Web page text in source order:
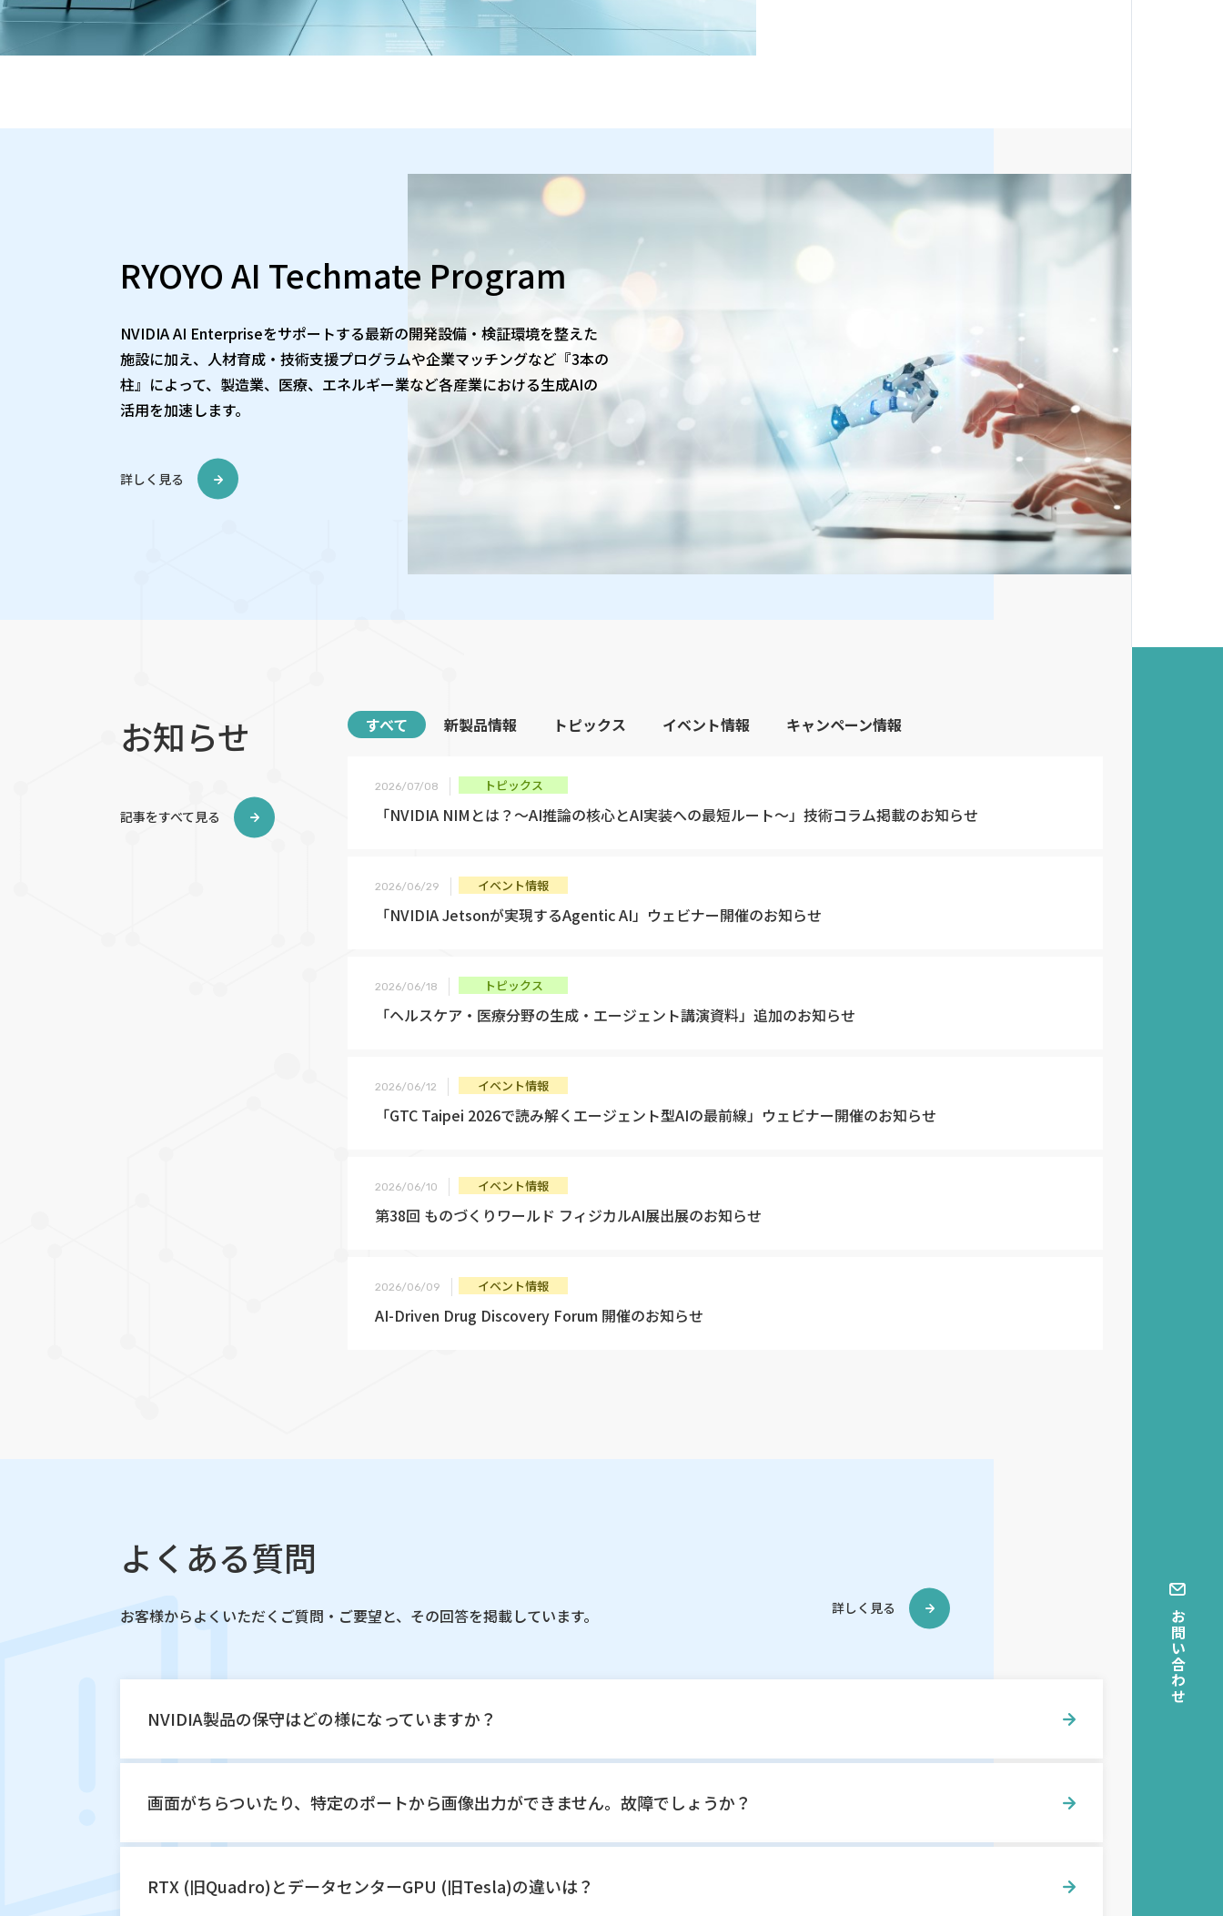
お問い合わせ
RYOYO AI Techmate Program
NVIDIA AI Enterpriseをサポートする最新の開発設備・検証環境を整えた
施設に加え、人材育成・技術支援プログラムや企業マッチングなど『3本の
柱』によって、製造業、医療、エネルギー業など各産業における生成AIの
活用を加速します。
詳しく見る
お知らせ
記事をすべて見る
すべて 新製品情報 トピックス イベント情報 キャンペーン情報
2026/07/08 トピックス
「NVIDIA NIMとは？～AI推論の核心とAI実装への最短ルート～」技術コラム掲載のお知らせ
2026/06/29 イベント情報
「NVIDIA Jetsonが実現するAgentic AI」ウェビナー開催のお知らせ
2026/06/18 トピックス
「ヘルスケア・医療分野の生成・エージェント講演資料」追加のお知らせ
2026/06/12 イベント情報
「GTC Taipei 2026で読み解くエージェント型AIの最前線」ウェビナー開催のお知らせ
2026/06/10 イベント情報
第38回 ものづくりワールド フィジカルAI展出展のお知らせ
2026/06/09 イベント情報
AI-Driven Drug Discovery Forum 開催のお知らせ
よくある質問
お客様からよくいただくご質問・ご要望と、その回答を掲載しています。 詳しく見る
NVIDIA製品の保守はどの様になっていますか？
画面がちらついたり、特定のポートから画像出力ができません。故障でしょうか？
RTX (旧Quadro)とデータセンターGPU (旧Tesla)の違いは？